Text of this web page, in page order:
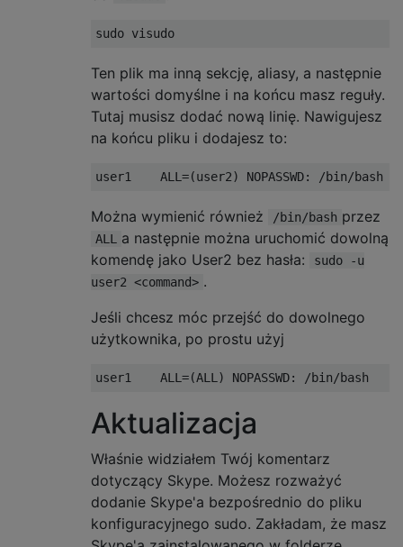
Ten plik ma inną sekcję, aliasy, a następnie
wartości domyślne i na końcu masz reguły.
Tutaj musisz dodać nową linię. Nawigujesz
na końcu pliku i dodajesz to:
Można wymienić również /bin/bash przez
ALL
a następnie można uruchomić dowolną
komendę jako User2 bez hasła:
sudo -u
user2 <command> .
Jeśli chcesz móc przejść do dowolnego
użytkownika, po prostu użyj
Aktualizacja
Właśnie widziałem Twój komentarz
dotyczący Skype. Możesz rozważyć
dodanie Skype'a bezpośrednio do pliku
konfiguracyjnego sudo. Zakładam, że masz